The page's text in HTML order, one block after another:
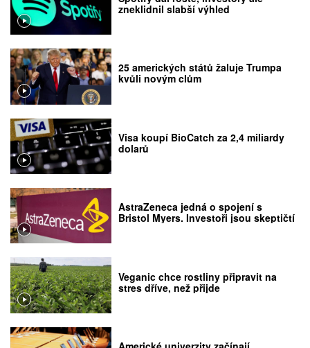
zneklidnil slabší výhled
25 amerických států žaluje Trumpa
kvůli novým clům
Visa koupí BioCatch za 2,4 miliardy
dolarů
AstraZeneca jedná o spojení s
Bristol Myers. Investoři jsou skeptičtí
Veganic chce rostliny připravit na
stres dříve, než přijde